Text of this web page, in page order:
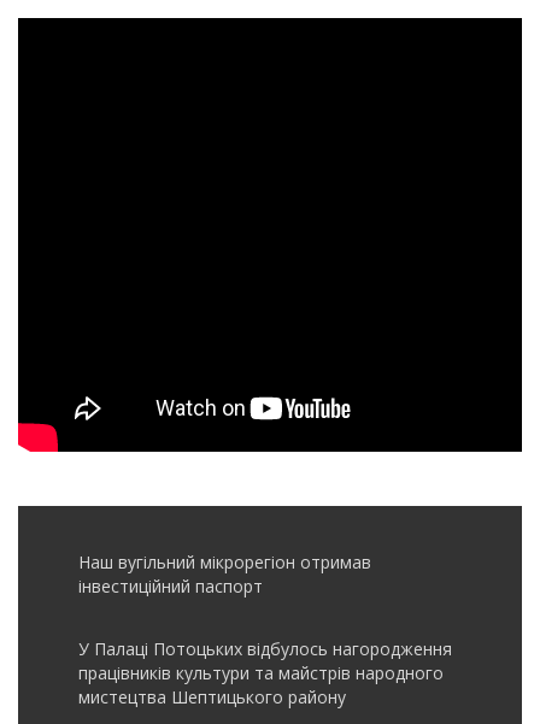
Наш вугільний мікрорегіон отримав
інвеcтиційний паспорт
У Палаці Потоцьких відбулось нагородження
працівників культури та майстрів народного
мистецтва Шептицького району